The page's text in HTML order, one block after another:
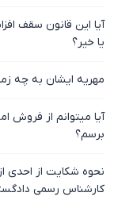
یا خیر؟
مهریه ایشان به چه
آیا میتوانم از
برسم؟
نحوه شکایت از احدی
کارشناس رسمی